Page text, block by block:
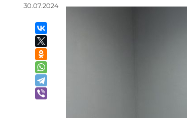
30.07.2024